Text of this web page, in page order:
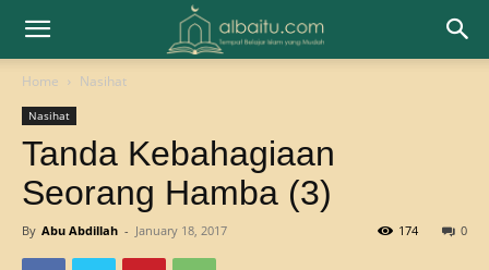
Home Nasihat
Nasihat
Tanda Kebahagiaan
Seorang Hamba (3)
By Abu Abdillah - January 18, 2017 0
174